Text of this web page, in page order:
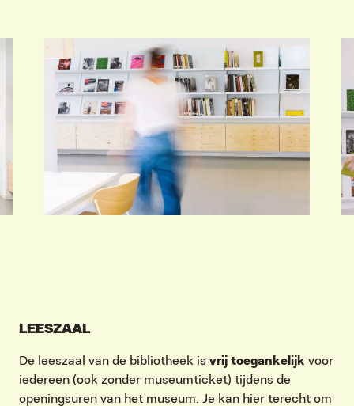
LEESZAAL
De leeszaal van de bibliotheek is vrij toegankelijk voor
iedereen (ook zonder museumticket) tijdens de
openingsuren van het museum. Je kan hier terecht om